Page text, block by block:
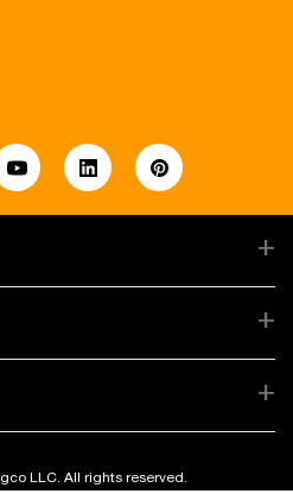
+
+
+
LLC. All rights reserved.